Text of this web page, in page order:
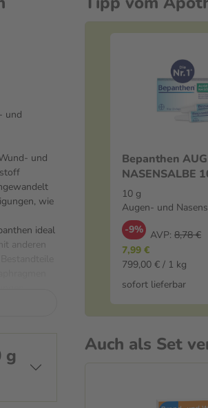
und
und
wie
ideal
anderen
Ekzemen
auf.
hängt
g
Bepanthen
NASENSALBE
und Nasensalbe
10 g
Augen- und
-9% AVP: 8,78 €
7,99 €
799,00 € / 1 kg
sofort lieferbar
Auch als Set